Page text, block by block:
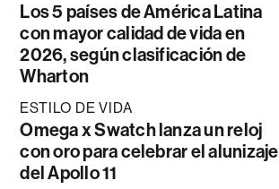
Los 5 países de América Latina
con mayor calidad de vida en
2026, según clasificación de
Wharton
ESTILO DE VIDA
Omega x Swatch lanza un reloj
con oro para celebrar el alunizaje
del Apollo 11